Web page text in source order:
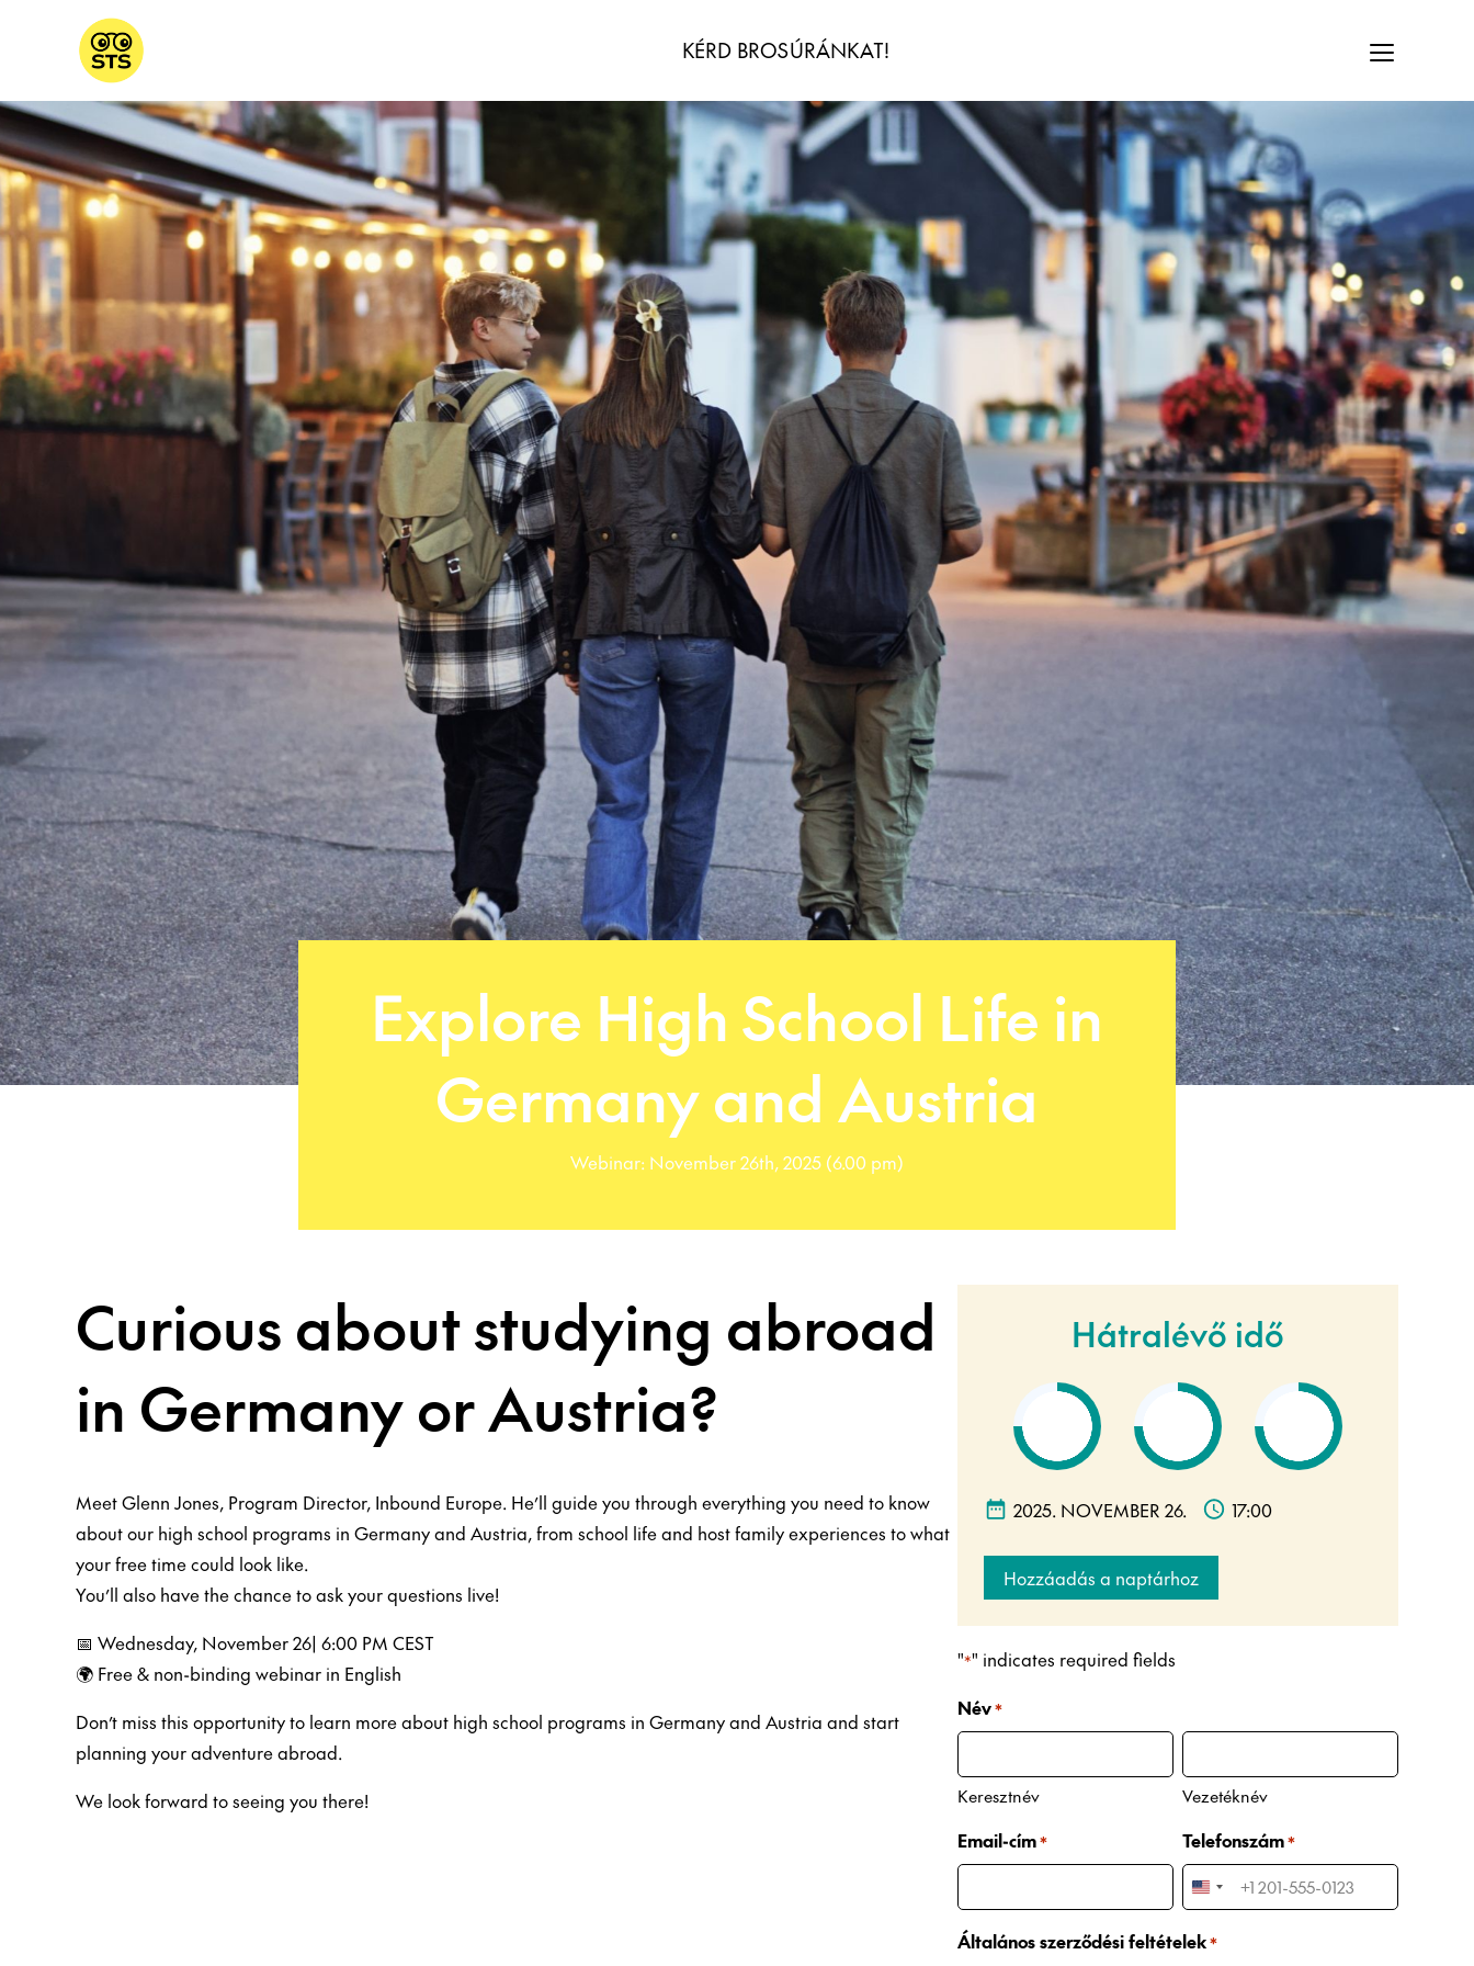
KÉRD BROSÚRÁNKAT!
Explore High School Life in
Germany and Austria
Webinar: November 26th, 2025 (6.00 pm)
Curious about studying abroad
in Germany or Austria?
Meet Glenn Jones, Program Director, Inbound Europe. He’ll guide you through everything you need to know
about our high school programs in Germany and Austria, from school life and host family experiences to what
your free time could look like.
You’ll also have the chance to ask your questions live!
📅 Wednesday, November 26| 6:00 PM CEST
🌍 Free & non-binding webinar in English
Don’t miss this opportunity to learn more about high school programs in Germany and Austria and start
planning your adventure abroad.
We look forward to seeing you there!
Hátralévő idő
2025. NOVEMBER 26. 17:00
Hozzáadás a naptárhoz
"*" indicates required fields
Név*
Keresztnév Vezetéknév
Email-cím* Telefonszám*
U
i
Általános szerződési feltételek*